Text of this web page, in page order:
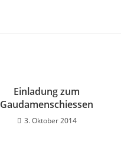
Einladung zum
Gaudamenschiessen
3. Oktober 2014